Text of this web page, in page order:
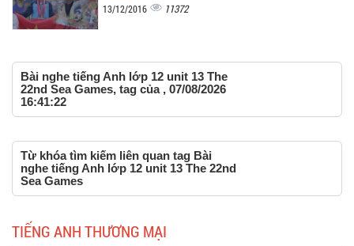
13/12/2016 11372
Bài nghe tiếng Anh lớp 12 unit 13 The
22nd Sea Games, tag của , 07/08/2026
16:41:22
Từ khóa tìm kiếm liên quan tag Bài
nghe tiếng Anh lớp 12 unit 13 The 22nd
Sea Games
TIẾNG ANH THƯƠNG MẠI